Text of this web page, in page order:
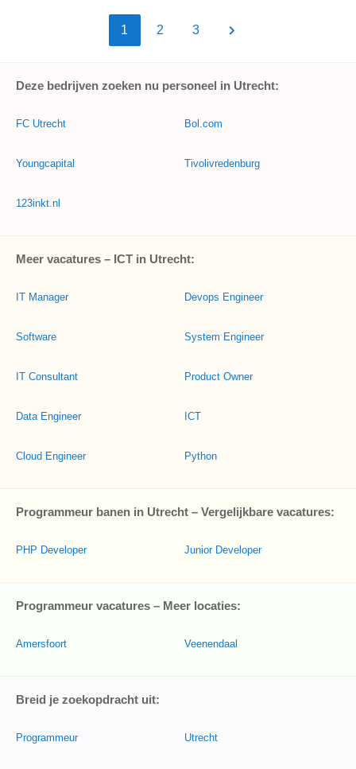
1 2 3
Deze bedrijven zoeken nu personeel in Utrecht:
FC Utrecht
Youngcapital
123inkt.nl
Bol.com
Tivolivredenburg
Meer vacatures – ICT in Utrecht:
IT Manager
Software
IT Consultant
Data Engineer
Cloud Engineer
Devops Engineer
System Engineer
Product Owner
ICT
Python
Programmeur banen in Utrecht – Vergelijkbare vacatures:
PHP Developer Junior Developer
Programmeur vacatures – Meer locaties:
Amersfoort Veenendaal
Breid je zoekopdracht uit:
Programmeur Utrecht